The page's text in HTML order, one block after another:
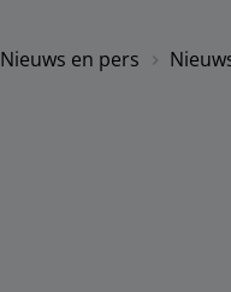
Nieuws en pers